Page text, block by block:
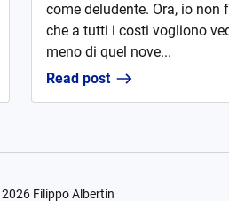
come deludente. Ora, io non
che a tutti i costi vogliono
meno di quel nove...
Read post
2026 Filippo Albertin